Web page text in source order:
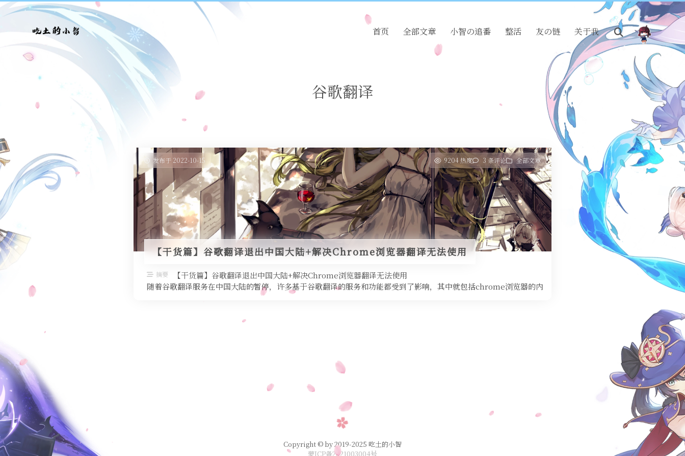
首页 全部文章 小智の追番 整活 友の链 关于我
谷歌翻译
发布于 2022-10-15 9204 热度 3 条评论 全部文章
【干货篇】谷歌翻译退出中国大陆+解决Chrome浏览器翻译无法使用
摘要
【干货篇】谷歌翻译退出中国大陆+解决Chrome浏览器翻译无法使用
随着谷歌翻译服务在中国大陆的暂停，许多基于谷歌翻译的服务和功能都受到了影响，其中就包括chrome浏览器的内
Copyright © by 2019-2025 吃土的小智
蒙ICP备2021003004号